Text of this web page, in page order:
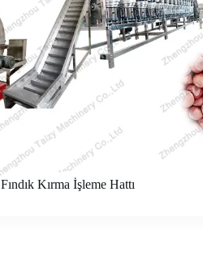
Fındık Kırma İşleme Hattı